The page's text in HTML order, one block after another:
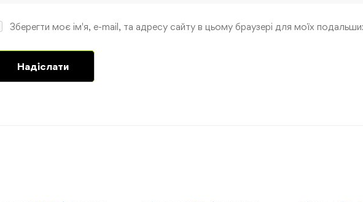
Зберегти моє ім'я, e-mail, та адресу сайту в цьому браузері для моїх